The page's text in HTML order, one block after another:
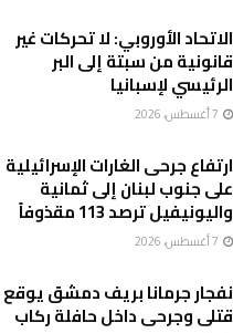
الاتحاد الأوروبي: لا تحركات غير
قانونية من سبتة إلى البر
الرئيسي لإسبانيا
ارتفاع جرحى الغارات الإسرائيلية
على جنوب لبنان إلى ثمانية
واليونيفيل ترصد 113 مقذوفاً
نفجار جرمانا بريف دمشق يوقع
قتلى وجرحى داخل حافلة ركاب